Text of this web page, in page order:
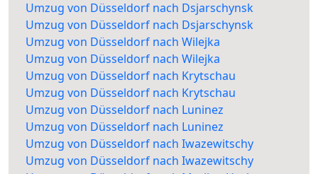
Umzug von Düsseldorf nach Dsjarschynsk
Umzug von Düsseldorf nach Dsjarschynsk
Umzug von Düsseldorf nach Wilejka
Umzug von Düsseldorf nach Wilejka
Umzug von Düsseldorf nach Krytschau
Umzug von Düsseldorf nach Krytschau
Umzug von Düsseldorf nach Luninez
Umzug von Düsseldorf nach Luninez
Umzug von Düsseldorf nach Iwazewitschy
Umzug von Düsseldorf nach Iwazewitschy